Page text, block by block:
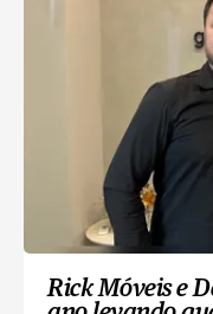
Rick Móveis e